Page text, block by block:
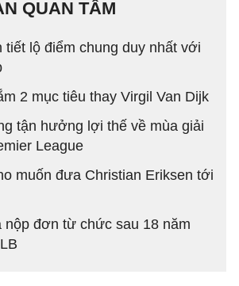
QUAN TÂM
tiết lộ điểm chung duy nhất với
2 mục tiêu thay Virgil Van Dijk
tận hưởng lợi thế về mùa giải
League
muốn đưa Christian Eriksen tới
nộp đơn từ chức sau 18 năm